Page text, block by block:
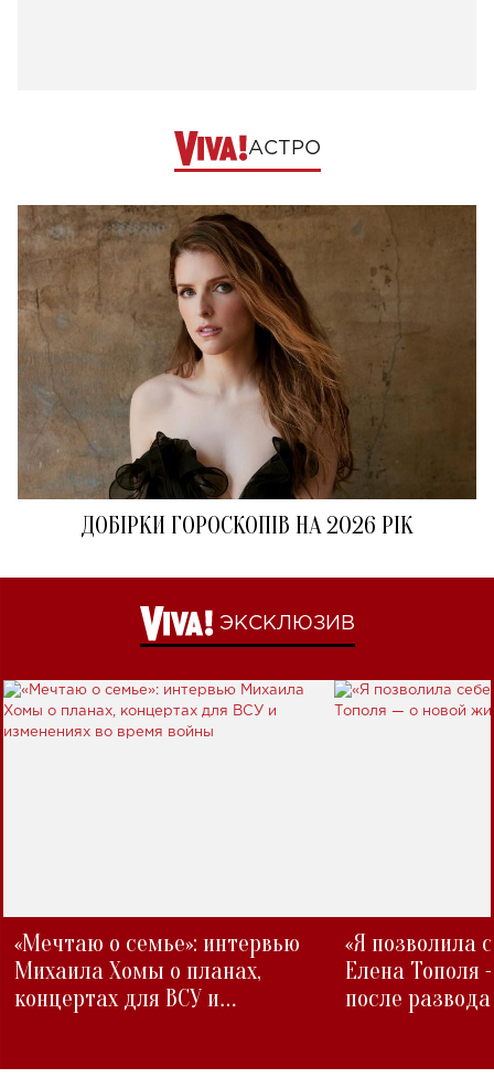
АСТРО
ДОБІРКИ ГОРОСКОПІВ НА 2026 РІК
ЭКСКЛЮЗИВ
«Мечтаю о семье»: интервью
Михаила Хомы о планах,
концертах для ВСУ и
«Я позволила
Елена Тополя
после развода